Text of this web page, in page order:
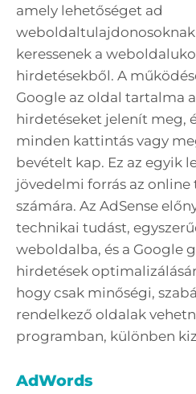
amely lehetőséget ad
keressenek a
hirdetésekből. A
Google az oldal tartalma
hirdetéseket jelenít meg,
minden kattintás vagy
bevételt kap. Ez az egyik
jövedelmi forrás az
számára. Az AdSense
technikai tudást,
weboldalba, és a Google
hirdetések
hogy csak minőségi,
rendelkező oldalak
programban, különben
AdWords